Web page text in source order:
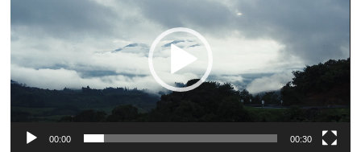
00:00 00:30